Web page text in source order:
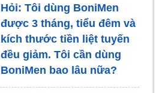
Hỏi: Tôi dùng BoniMen
được 3 tháng, tiểu đêm và
kích thước tiền liệt tuyến
đều giảm. Tôi cần dùng
BoniMen bao lâu nữa?